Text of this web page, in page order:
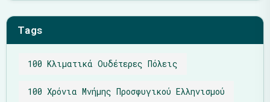
Tags
100 Κλιματικά Ουδέτερες Πόλεις
100 Χρόνια Μνήμης Προσφυγικού Ελληνισμού